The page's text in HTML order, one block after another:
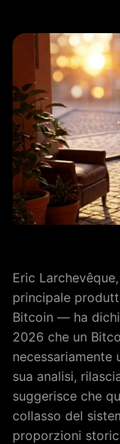
Eric
principale
Bitcoin — ha
2026 che un
necessariamente
sua analisi,
suggerisce che
collasso del
proporzioni